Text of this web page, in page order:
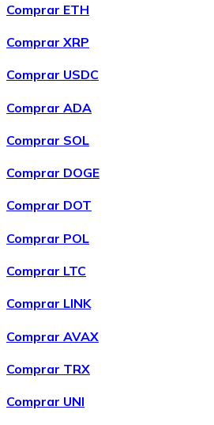
ComprarUniswap
ComprarEthereum Classic
Comprar ETH
Comprar XRP
Comprar USDC
Comprar ADA
Comprar SOL
Comprar DOGE
Comprar DOT
Comprar POL
Comprar LTC
Comprar LINK
Comprar AVAX
Comprar TRX
Comprar UNI